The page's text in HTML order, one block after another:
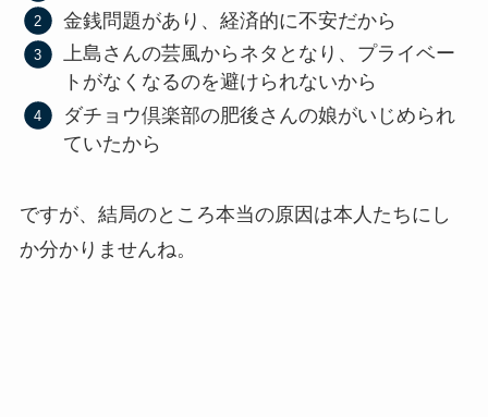
金銭問題があり、経済的に不安だから
上島さんの芸風からネタとなり、プライベー
トがなくなるのを避けられないから
ダチョウ倶楽部の肥後さんの娘がいじめられ
ていたから
ですが、結局のところ本当の原因は本人たちにし
か分かりませんね。